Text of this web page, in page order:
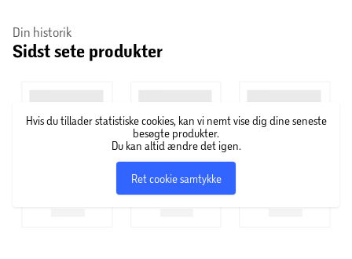
Din historik
Sidst sete produkter
Hvis du tillader statistiske cookies, kan vi nemt vise dig dine seneste
besøgte produkter.
Du kan altid ændre det igen.
Ret cookie samtykke